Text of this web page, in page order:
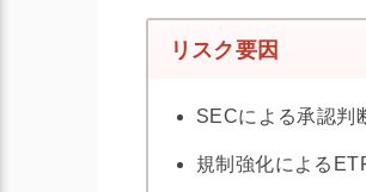
リスク要因
SECによる承認判
規制強化による